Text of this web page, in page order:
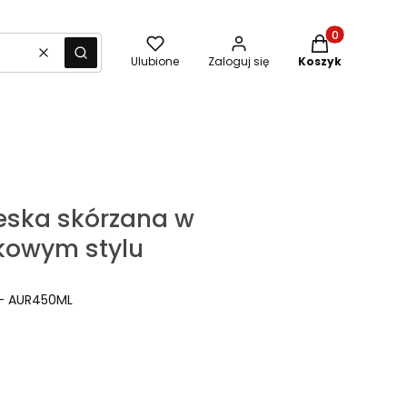
WyczyśćSzukaj Ulubione Zaloguj się
Produkty w
Koszyk
skórzana w
stylu